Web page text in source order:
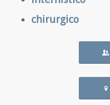
chirurgico